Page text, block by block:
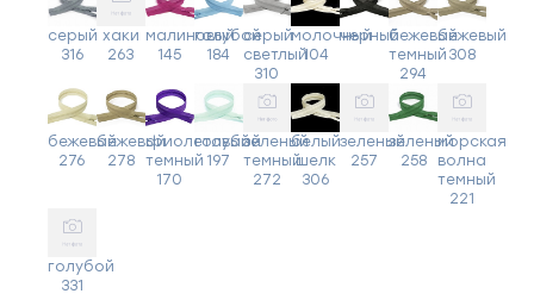
серый
316
хаки
263
малиновый
145
голубой
184
серый
светлый
310
молочный
104
черныйбежевый
темный
294
бежевый
308
бежевый
276
бежевый
278
фиолетовый
темный
170
голубой
197
зеленый
темный
272
белый
шелк
306
зеленый
257
зеленый
258
морская
волна
темный
221
голубой
331